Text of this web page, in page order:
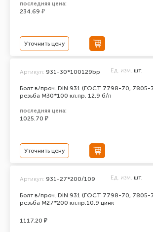
последняя цена:
234.69 ₽
Уточнить цену
Болт в/проч. DIN 931 (ГОСТ 7798-70, 7805-
резьба М30*100 кл.пр. 12.9 б/п
Артикул: 931-30*100129bp Ед. изм. шт.
последняя цена:
1025.70 ₽
Уточнить цену
Болт в/проч. DIN 931 (ГОСТ 7798-70, 7805-
резьба М27*200 кл.пр.10.9 цинк
Артикул: 931-27*200/109 Ед. изм. шт.
1117.20 ₽